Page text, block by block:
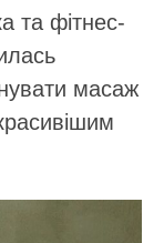
та фітнес-
масаж